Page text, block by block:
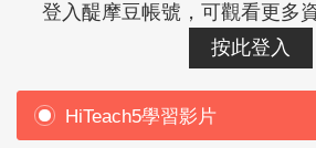
登入醍摩豆帳號，可觀看更多
按此登入
HiTeach5學習影片